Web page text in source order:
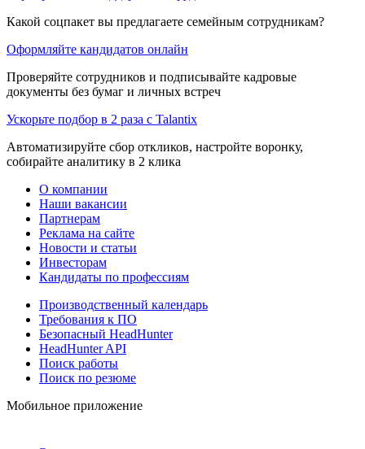
Какой соцпакет вы предлагаете семейным сотрудникам?
Оформляйте кандидатов онлайн
Проверяйте сотрудников и подписывайте кадровые
документы без бумаг и личных встреч
Ускорьте подбор в 2 раза с Talantix
Автоматизируйте сбор откликов, настройте воронку,
собирайте аналитику в 2 клика
О компании
Наши вакансии
Партнерам
Реклама на сайте
Новости и статьи
Инвесторам
Кандидаты по профессиям
Производственный календарь
Требования к ПО
Безопасный HeadHunter
HeadHunter API
Поиск работы
Поиск по резюме
Мобильное приложение